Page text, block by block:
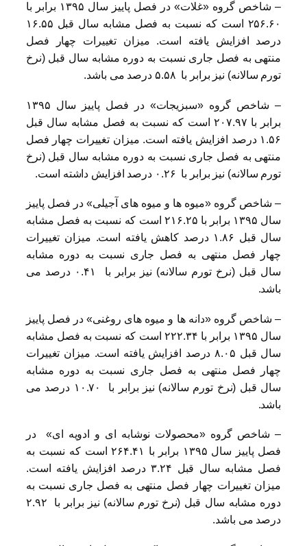
– شاخص گروه «غلات» در فصل پاییز سال ۱۳۹۵ برابر با
۲۵۶.۶۰ است که نسبت به فصل مشابه سال قبل ۱۶.۵۵
درصد افزایش یافته است. میزان تغییرات چهار فصل
منتهی به فصل جاری نسبت به دوره مشابه سال قبل (نرخ
تورم سالانه) نیز برابر با ۵.۵۸ درصد می باشد.
– شاخص گروه «سبزیجات» در فصل پاییز سال ۱۳۹۵
برابر با ۲۰۷.۹۷ است که نسبت به فصل مشابه سال قبل
۱.۵۶ درصد افزایش یافته است. میزان تغییرات چهار فصل
منتهی به فصل جاری نسبت به دوره مشابه سال قبل (نرخ
تورم سالانه) نیز برابر با ۰.۲۶ درصد افزایش داشته است.
– شاخص گروه «میوه ها و میوه های آجیلی» در فصل پاییز
سال ۱۳۹۵ برابر با ۲۱۶.۲۵ است که نسبت به فصل مشابه
سال قبل ۱.۸۶ درصد کاهش یافته است. میزان تغییرات
چهار فصل منتهی به فصل جاری نسبت به دوره مشابه
سال قبل (نرخ تورم سالانه) نیز برابر با ۰.۴۱ درصد می
باشد.
– شاخص گروه «دانه ها و میوه های روغنی» در فصل پاییز
سال ۱۳۹۵ برابر با ۲۲۲.۳۴ است که نسبت به فصل مشابه
سال قبل ۸.۰۵ درصد افزایش یافته است. میزان تغییرات
چهار فصل منتهی به فصل جاری نسبت به دوره مشابه
سال قبل (نرخ تورم سالانه) نیز برابر با ۱۰.۷۰ درصد می
باشد.
– شاخص گروه «محصولات نوشابه ای و ادویه ای» در
فصل پاییز سال ۱۳۹۵ برابر با ۲۶۴.۴۱ است که نسبت به
فصل مشابه سال قبل ۳.۲۴ درصد افزایش یافته است.
میزان تغییرات چهار فصل منتهی به فصل جاری نسبت به
دوره مشابه سال قبل (نرخ تورم سالانه) نیز برابر با ۲.۹۲
درصد می باشد.